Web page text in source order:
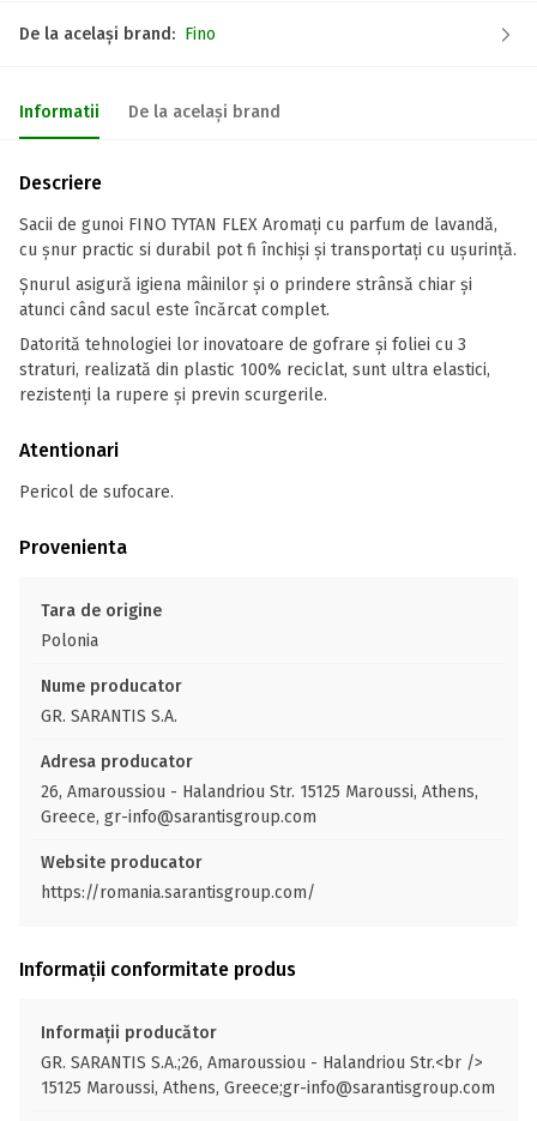
De la același brand: Fino
Informatii De la același brand
Descriere
Sacii de gunoi FINO TYTAN FLEX Aromați cu parfum de lavandă,
cu șnur practic si durabil pot fi închiși și transportați cu ușurință.
Șnurul asigură igiena mâinilor și o prindere strânsă chiar și
atunci când sacul este încărcat complet.
Datorită tehnologiei lor inovatoare de gofrare și foliei cu 3
straturi, realizată din plastic 100% reciclat, sunt ultra elastici,
rezistenți la rupere și previn scurgerile.
Atentionari
Pericol de sufocare.
Provenienta
Tara de origine
Polonia
Nume producator
GR. SARANTIS S.A.
Adresa producator
26, Amaroussiou - Halandriou Str. 15125 Maroussi, Athens,
Greece, gr-info@sarantisgroup.com
Website producator
https://romania.sarantisgroup.com/
Informații conformitate produs
Informații producător
GR. SARANTIS S.A.;26, Amaroussiou - Halandriou Str.<br />
15125 Maroussi, Athens, Greece;gr-info@sarantisgroup.com